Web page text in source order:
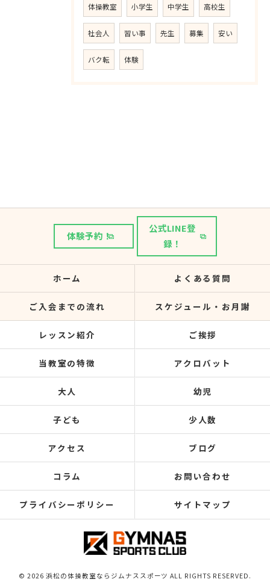
体操教室 小学生 中学生 高校生
社会人 習い事 先生 募集 安い
バク転 体験
体験予約！
公式LINE登
録！
ホーム よくある質問
ご入会までの流れ スケジュール・お月謝
レッスン紹介 ご挨拶
当教室の特徴 アクロバット
大人 幼児
子ども 少人数
アクセス ブログ
コラム お問い合わせ
プライバシーポリシー サイトマップ
© 2026 浜松の体操教室ならジムナススポーツ ALL RIGHTS RESERVED.